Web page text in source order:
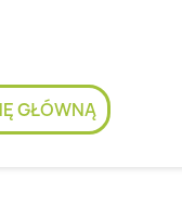
GŁÓWNĄ